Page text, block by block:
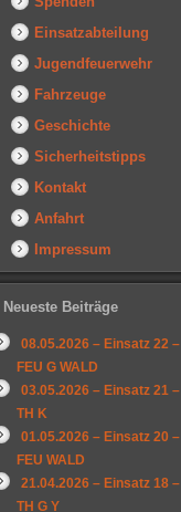
Einsatzabteilung
Jugendfeuerwehr
Fahrzeuge
Geschichte
Sicherheitstipps
Kontakt
Anfahrt
Impressum
Neueste Beiträge
08.05.2026 – Einsatz 22 –
FEU G WALD
03.05.2026 – Einsatz 21 –
TH K
01.05.2026 – Einsatz 20 –
FEU WALD
21.04.2026 – Einsatz 18 –
TH G Y